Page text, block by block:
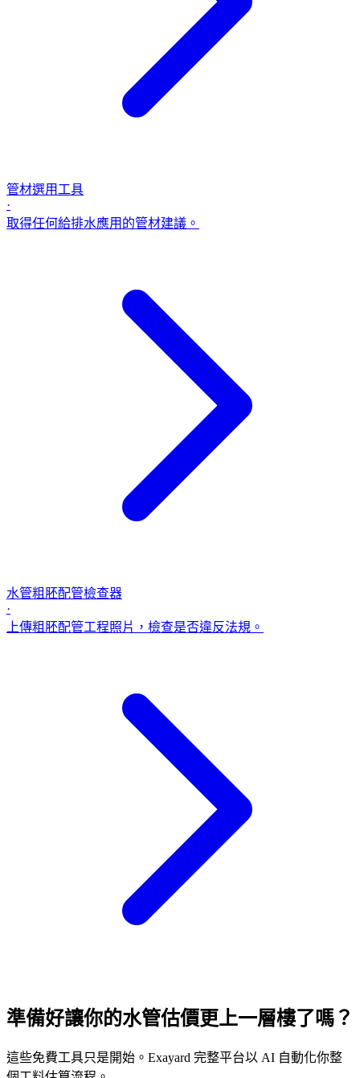
管材選用工具
·
取得任何給排水應用的管材建議。
水管粗胚配管檢查器
·
上傳粗胚配管工程照片，檢查是否違反法規。
準備好讓你的水管估價更上一層樓了嗎？
這些免費工具只是開始。Exayard 完整平台以 AI 自動化你整